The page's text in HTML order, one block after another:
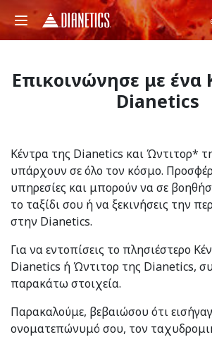
Επικοινώνησε με ένα
Dianetics
Κέντρα της Dianetics και Ώντιτορ*
υπάρχουν σε όλο τον κόσμο.
υπηρεσίες και μπορούν να σε
το ταξίδι σου ή να ξεκινήσεις την
στην Dianetics.
Για να εντοπίσεις το πλησιέστερο
Dianetics ή Ώντιτορ της Dianetics,
παρακάτω στοιχεία.
Παρακαλούμε, βεβαιώσου ότι
ονοματεπώνυμό σου, τον